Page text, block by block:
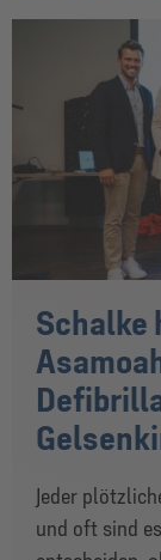
Schalke
Jeder
und oft sind